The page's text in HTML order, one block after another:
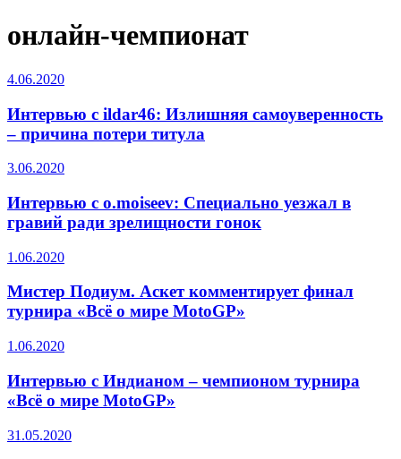
онлайн-чемпионат
4.06.2020
Интервью с ildar46: Излишняя самоуверенность
– причина потери титула
3.06.2020
Интервью с o.moiseev: Специально уезжал в
гравий ради зрелищности гонок
1.06.2020
Мистер Подиум. Аскет комментирует финал
турнира «Всё о мире MotoGP»
1.06.2020
Интервью с Индианом – чемпионом турнира
«Всё о мире MotoGP»
31.05.2020